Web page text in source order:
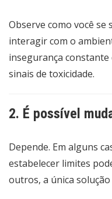
Observe como você se
interagir com o
insegurança constante
sinais de toxicidade.
2. É possível
Depende. Em alguns
estabelecer limites
outros, a única